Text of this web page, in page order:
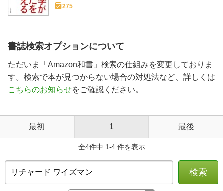
275
書誌検索オプションについて
ただいま「Amazon和書」検索の仕組みを変更しておりま
す。検索で本が見つからない場合の対処法など、詳しくは
こちらのお知らせをご確認ください。
最初 1 最後
全4件中 1-4 件を表示
検索